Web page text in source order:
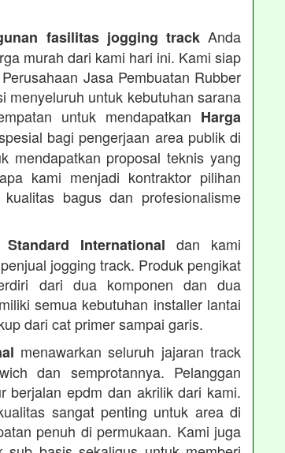
fasilitas jogging trackAnda
murah dari kami hari ini. Kami siap
Jasa Pembuatan Rubber
menyeluruh untuk kebutuhan sarana
untuk mendapatkan Harga
bagi pengerjaan area publik di
mendapatkan proposal teknis yang
kami menjadi kontraktor pilihan
bagus dan profesionalisme
International dan kami
jogging track. Produk pengikat
dari dua komponen dan dua
semua kebutuhan installer lantai
dari cat primer sampai garis.
menawarkan seluruh jajaran track
dan semprotannya. Pelanggan
berjalan epdm dan akrilik dari kami.
sangat penting untuk area di
penuh di permukaan. Kami juga